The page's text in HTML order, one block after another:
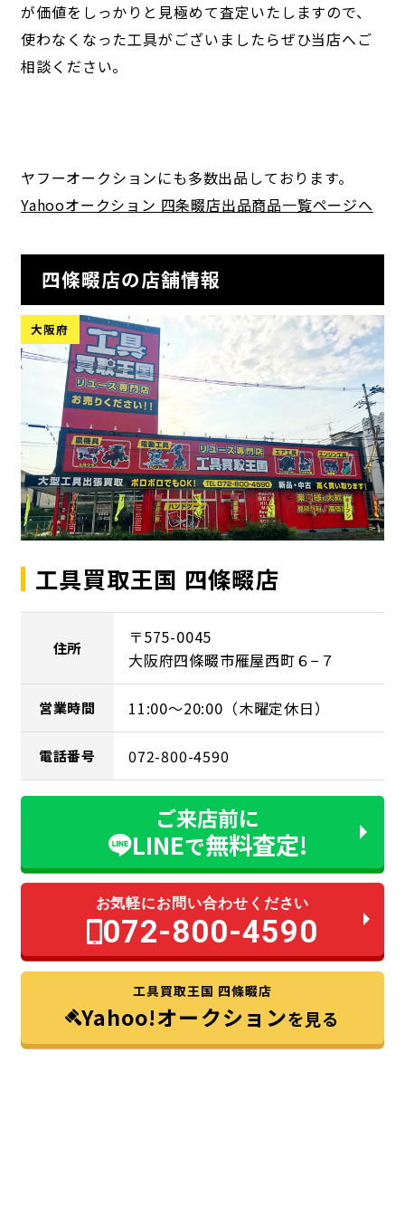
が価値をしっかりと見極めて査定いたしますので、
使わなくなった工具がございましたらぜひ当店へご
相談ください。
ヤフーオークションにも多数出品しております。
Yahooオークション 四条畷店出品商品一覧ページへ
四條畷店の店舗情報
大阪府
工具買取王国 四條畷店
住所
〒575-0045
大阪府四條畷市雁屋西町６−７
営業時間 11:00～20:00（木曜定休日）
電話番号 072-800-4590
ご来店前に
LINEで無料査定!
お気軽にお問い合わせください
072-800-4590
工具買取王国 四條畷店
Yahoo!オークションを見る